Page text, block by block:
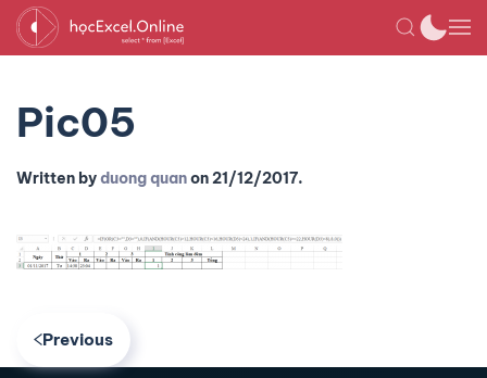
Pic05
Written byduong quanon21/12/2017.
Previous